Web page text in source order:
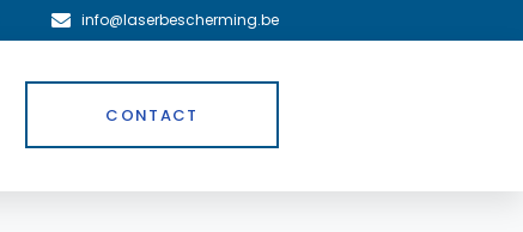
info@laserbescherming.be
CONTACT